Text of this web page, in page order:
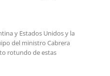
y Estados Unidos y la
del ministro Cabrera
rotundo de estas